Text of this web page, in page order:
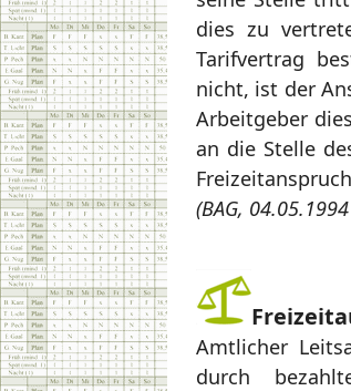
dies zu
Tarifvertrag
nicht, ist der
Arbeitgeber
an die Stelle
(BAG,
Amtlicher
durch